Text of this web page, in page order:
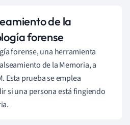
de la
forense
forense, una herramienta
de la Memoria, a
Esta prueba se emplea
si una persona está fingiendo